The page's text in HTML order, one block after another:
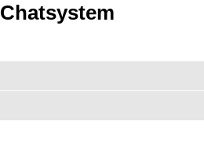
Chatsystem